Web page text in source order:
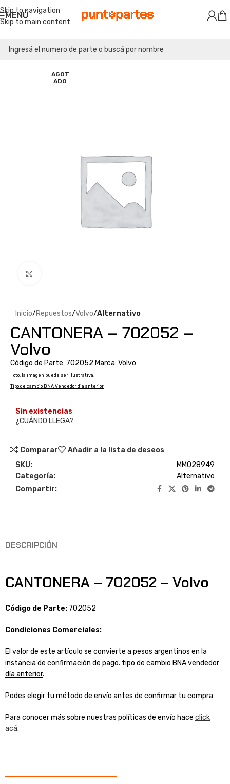
Skip to navigation
Skip to main content
MENÚ
AGOT
ADO
Inicio Repuestos Volvo Alternativo
CANTONERA – 702052 –
Volvo
Código de Parte: 702052 Marca: Volvo
Foto: la imagen puede ser Ilustrativa.
Tipo de cambio BNA Vendedor dia anterior
Sin existencias
¿CUÁNDO LLEGA?
Comparar
Añadir a la lista de deseos
SKU:
MM028949
Categoría:
Alternativo
Compartir:
DESCRIPCIÓN
CANTONERA – 702052 – Volvo
Código de Parte: 702052
Condiciones Comerciales:
El valor de este artículo se convierte a pesos argentinos en la
instancia de confirmación de pago. tipo de cambio BNA vendedor
día anterior.
Podes elegir tu método de envío antes de confirmar tu compra
Para conocer más sobre nuestras políticas de envío hace click
acá.